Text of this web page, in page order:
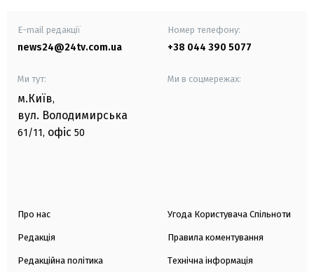
E-mail редакції
news24@24tv.com.ua
Номер телефону:
+38 044 390 5077
Ми тут:
м.Київ,
вул. Володимирська
61/11, офіс 50
Ми в соцмережах:
Про нас
Редакція
Редакційна політика
Угода Користувача Спільноти
Правила коментування
Технічна інформація